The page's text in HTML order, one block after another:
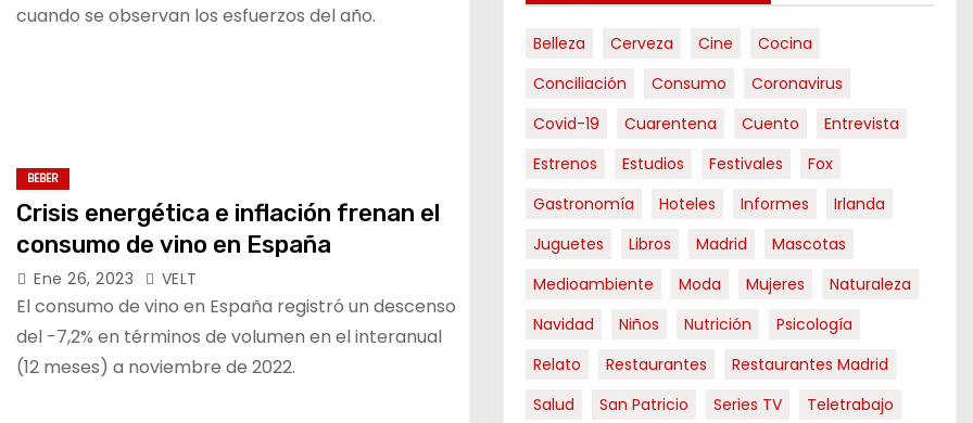
cuando se observan los esfuerzos del año.
BEBER
Crisis energética e inflación frenan el
consumo de vino en España
Ene 26, 2023 VELT
El consumo de vino en España registró un descenso
del -7,2% en términos de volumen en el interanual
(12 meses) a noviembre de 2022.
Belleza Cerveza Cine
Cocina
Conciliación
Consumo
Coronavirus
Covid-19
Cuarentena Cuento
Entrevista
Estrenos
Estudios Festivales
Fox
Gastronomía
Hoteles Informes
Irlanda
Juguetes
Libros Madrid
Mascotas
Medioambiente
Moda Mujeres
Naturaleza
Navidad
Niños Nutrición
Psicología
Relato
Restaurantes
Restaurantes Madrid
Salud
San Patricio Series TV
Teletrabajo